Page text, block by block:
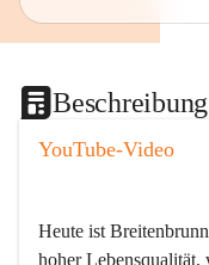
Beschreibung
YouTube-Video
Heute ist
hoher Lebensqualität,